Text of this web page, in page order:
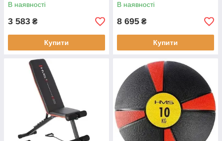
В наявності
3 583 ₴
Купити
В наявності
8 695 ₴
Купити